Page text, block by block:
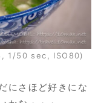
1/50 sec, ISO80)
にさほど好きにな